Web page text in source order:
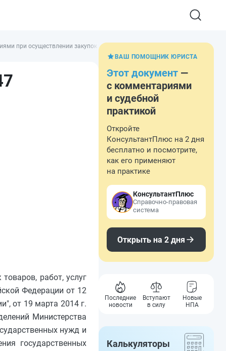
при осуществлении закупок товаров, работ, услуг для обеспечения
работ, услуг
Федерации от 12
от 19 марта 2014 г.
Министерства
нужд и
государственных
ВАШ ПОМОЩНИК ЮРИСТА
Этот документ —
с комментариями
и судебной
практикой
Откройте
КонсультантПлюс на 2 дня
бесплатно и посмотрите,
как его применяют
на практике
КонсультантПлюс
Справочно-правовая
система
Открыть на 2 дня
Последние
новости
Вступают
в силу
Новые
НПА
Калькуляторы